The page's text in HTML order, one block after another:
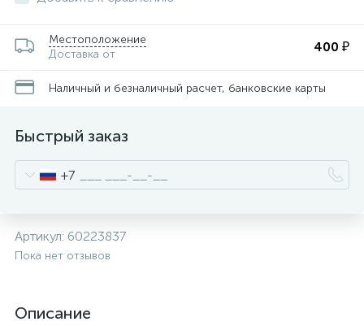
Местоположение
Доставка от
400 ₽
Наличный и безналичный расчет, банковские карты
Быстрый заказ
+7
Артикул: 60223837
Пока нет отзывов
Описание